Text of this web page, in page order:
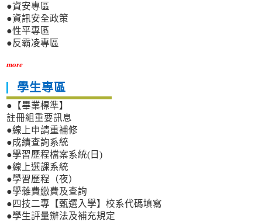
●資安專區
●資訊安全政策
●性平專區
●反霸凌專區
more
學生專區
●【畢業標準】
註冊組重要訊息
●線上申請重補修
●成績查詢系統
●學習歷程檔案系統(日)
●線上選課系統
●學習歷程（夜）
●學雜費繳費及查詢
●四技二專【甄選入學】校系代碼填寫
●學生評量辦法及補充規定